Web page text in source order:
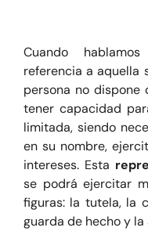
Cuando
referencia a aquella
persona no
tener capacidad
limitada, siendo
en su nombre,
intereses. Esta
se podrá ejercitar
figuras: la tutela, la
guarda de hecho y la